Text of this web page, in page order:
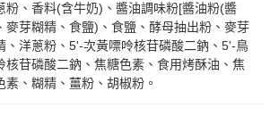
粉、香料(含牛奶)、醬油調味粉[醬油粉(醬
麥芽糊精、食鹽)、食鹽、酵母抽出粉、麥芽
、洋蔥粉、5'-次黃嘌呤核苷磷酸二鈉、5'-鳥
核苷磷酸二鈉、焦糖色素、食用烤酥油、焦
素、糊精、薑粉、胡椒粉。